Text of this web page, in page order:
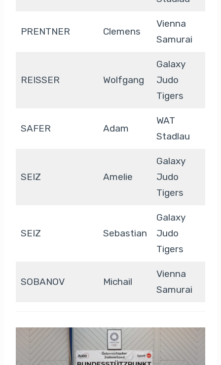
PRENTNER Clemens
Vienna
Samurai
REISSER Wolfgang
Galaxy
Judo
Tigers
SAFER Adam
WAT
Stadlau
SEIZ Amelie
Galaxy
Judo
Tigers
SEIZ Sebastian
Galaxy
Judo
Tigers
SOBANOV Michail
Vienna
Samurai